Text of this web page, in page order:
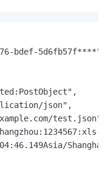
bdef-5d6fb57f****",
json",
test.json",